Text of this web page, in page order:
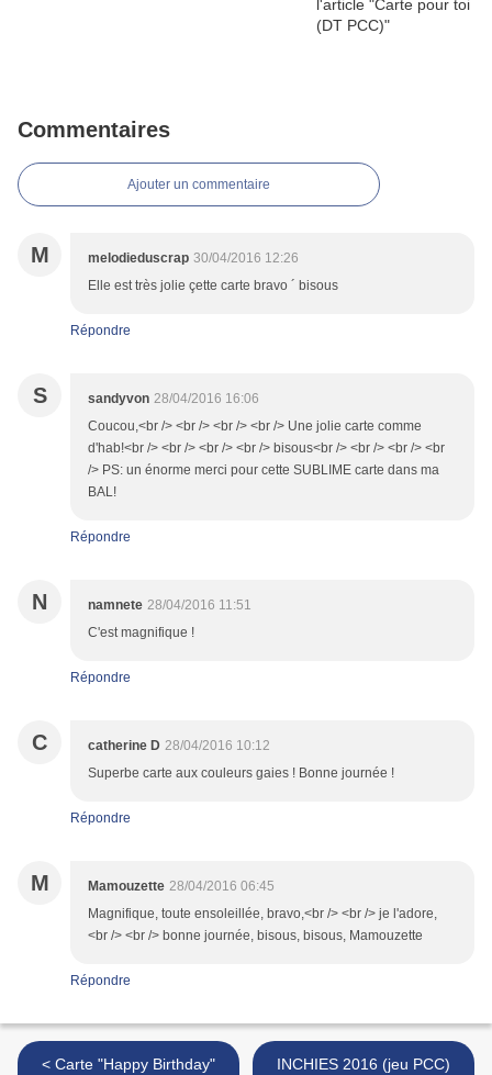
Commentaires
Ajouter un commentaire
M melodieduscrap 30/04/2016 12:26
Elle est très jolie çette carte bravo ´ bisous
Répondre
S sandyvon 28/04/2016 16:06
Coucou,<br /> <br /> <br /> <br /> Une jolie carte comme
d'hab!<br /> <br /> <br /> <br /> bisous<br /> <br /> <br /> <br
/> PS: un énorme merci pour cette SUBLIME carte dans ma
BAL!
Répondre
N namnete 28/04/2016 11:51
C'est magnifique !
Répondre
C catherine D 28/04/2016 10:12
Superbe carte aux couleurs gaies ! Bonne journée !
Répondre
M Mamouzette 28/04/2016 06:45
Magnifique, toute ensoleillée, bravo,<br /> <br /> je l'adore,
<br /> <br /> bonne journée, bisous, bisous, Mamouzette
Répondre
< Carte "Happy Birthday"
INCHIES 2016 (jeu PCC)